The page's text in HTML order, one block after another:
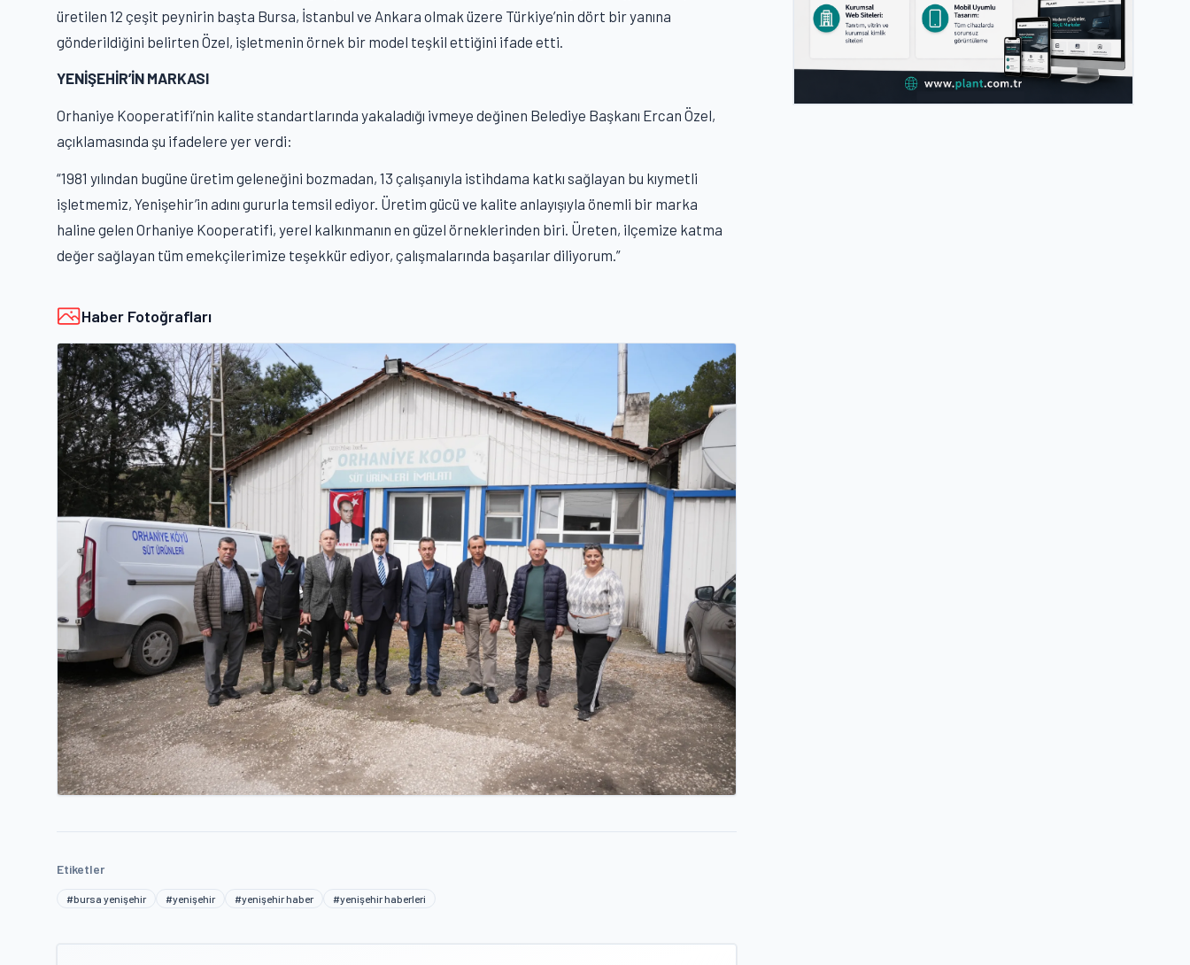
üretilen 12 çeşit peynirin başta Bursa, İstanbul ve Ankara olmak üzere Türkiye’nin dört bir yanına
gönderildiğini belirten Özel, işletmenin örnek bir model teşkil ettiğini ifade etti.
YENİŞEHİR’İN MARKASI
Orhaniye Kooperatifi’nin kalite standartlarında yakaladığı ivmeye değinen Belediye Başkanı Ercan Özel,
açıklamasında şu ifadelere yer verdi:
“1981 yılından bugüne üretim geleneğini bozmadan, 13 çalışanıyla istihdama katkı sağlayan bu kıymetli
işletmemiz, Yenişehir’in adını gururla temsil ediyor. Üretim gücü ve kalite anlayışıyla önemli bir marka
haline gelen Orhaniye Kooperatifi, yerel kalkınmanın en güzel örneklerinden biri. Üreten, ilçemize katma
değer sağlayan tüm emekçilerimize teşekkür ediyor, çalışmalarında başarılar diliyorum.”
Haber Fotoğrafları
Etiketler
#bursa yenişehir #yenişehir #yenişehir haber #yenişehir haberleri